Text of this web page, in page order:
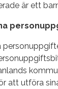
är ett
att utföra